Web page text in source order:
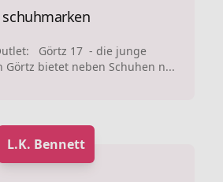
schuhmarken
Görtz 17 - die junge
Görtz bietet neben Schuhen n...
L.K. Bennett